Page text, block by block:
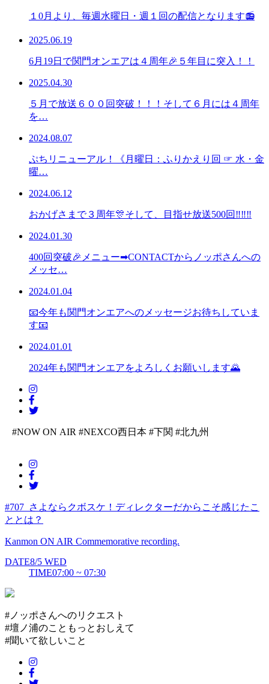
１0月より、毎週水曜日・週１回の配信となります📻
2025.06.19
6月19日で関門オンエアは４周年🎉５年目に突入！！
2025.04.30
５月で放送６００回突破！！！そして６月には４周年
を…
2024.08.07
ぷちリニューアル！《月曜日：ふりかえり回 ☞ 水・金
曜…
2024.06.12
おかげさまで３周年🎊そして、目指せ放送500回‼‼‼
2024.01.30
400回突破🎉メニュー➡CONTACTからノッポさんへの
メッセ…
2024.01.04
📧今年も関門オンエアへのメッセージお待ちしていま
す📧
2024.01.01
2024年も関門オンエアをよろしくお願いします🌄
#NOW ON AIR #NEXCO西日本 #下関 #北九州
#707_さよならクボスケ！ディレクターだからこそ感じたこ
ととは？
Kanmon ON AIR Commemorative recording.
DATE8/5 WED
TIME07:00 ~ 07:30
#ノッポさんへのリクエスト
#壇ノ浦のこともっとおしえて
#聞いて欲しいこと